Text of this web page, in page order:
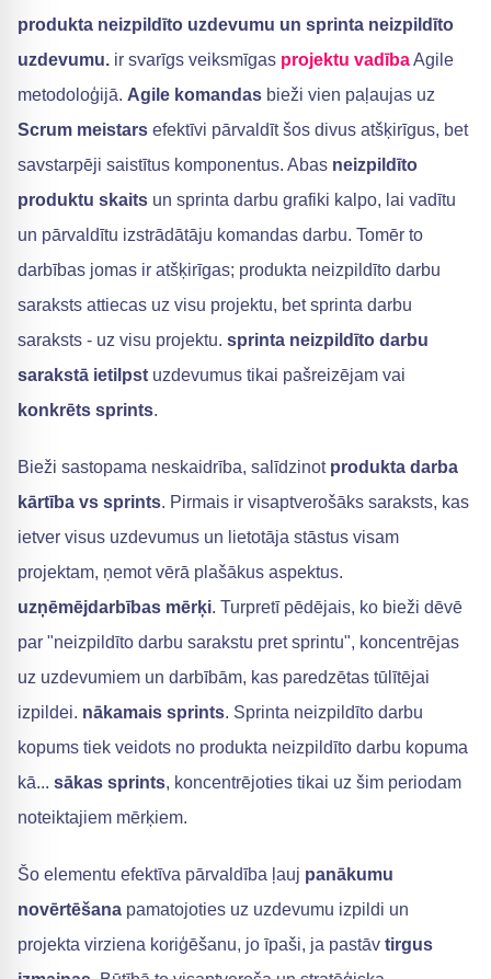
produkta neizpildīto uzdevumu un sprinta neizpildīto
uzdevumu. ir svarīgs veiksmīgas projektu vadībaAgile
metodoloģijā. Agile komandas bieži vien paļaujas uz
Scrum meistars efektīvi pārvaldīt šos divus atšķirīgus, bet
savstarpēji saistītus komponentus. Abas neizpildīto
produktu skaits un sprinta darbu grafiki kalpo, lai vadītu
un pārvaldītu izstrādātāju komandas darbu. Tomēr to
darbības jomas ir atšķirīgas; produkta neizpildīto darbu
saraksts attiecas uz visu projektu, bet sprinta darbu
saraksts - uz visu projektu. sprinta neizpildīto darbu
sarakstā ietilpst uzdevumus tikai pašreizējam vai
konkrēts sprints.
Bieži sastopama neskaidrība, salīdzinot produkta darba
kārtība vs sprints. Pirmais ir visaptverošāks saraksts, kas
ietver visus uzdevumus un lietotāja stāstus visam
projektam, ņemot vērā plašākus aspektus.
uzņēmējdarbības mērķi. Turpretī pēdējais, ko bieži dēvē
par "neizpildīto darbu sarakstu pret sprintu", koncentrējas
uz uzdevumiem un darbībām, kas paredzētas tūlītējai
izpildei. nākamais sprints. Sprinta neizpildīto darbu
kopums tiek veidots no produkta neizpildīto darbu kopuma
kā... sākas sprints, koncentrējoties tikai uz šim periodam
noteiktajiem mērķiem.
Šo elementu efektīva pārvaldība ļauj panākumu
novērtēšana pamatojoties uz uzdevumu izpildi un
projekta virziena koriģēšanu, jo īpaši, ja pastāv tirgus